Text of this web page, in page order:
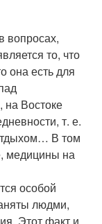
вопросах,
то, что
она есть для
Востоке
т. е.
В том
медицины на
особой
людми,